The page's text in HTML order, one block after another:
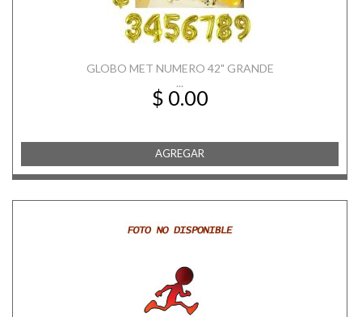
GLOBO MET NUMERO 42" GRANDE
...
$ 0.00
AGREGAR